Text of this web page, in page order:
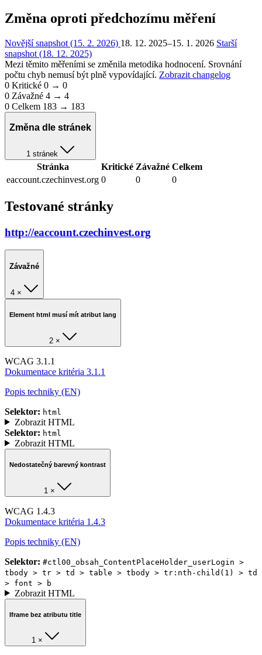
Změna oproti předchozímu měření
Novější snapshot (15. 2. 2026) 18. 12. 2025–15. 1. 2026 Starší
snapshot (18. 12. 2025)
Mezi těmito měřeními se změnila metodika hodnocení. Srovnání
počtu chyb nemusí být plně vypovídající. Zobrazit changelog
0 Kritické 0 → 0
0 Závažné 4 → 4
0 Celkem 183 → 183
Změna dle stránek
1 stránek
Stránka Kritické Závažné Celkem
eaccount.czechinvest.org 0 0 0
Testované stránky
http://eaccount.czechinvest.org
Závažné
4 ×
Element html musí mít atribut lang
2 ×
WCAG 3.1.1
Dokumentace kritéria 3.1.1
Popis techniky (EN)
Selektor: html
Zobrazit HTML
Selektor: html
Zobrazit HTML
Nedostatečný barevný kontrast
1 ×
WCAG 1.4.3
Dokumentace kritéria 1.4.3
Popis techniky (EN)
Selektor: #ctl00_obsah_ContentPlaceHolder_userLogin >
tbody > tr > td > table > tbody > tr:nth-child(1) > td
> font > b
Zobrazit HTML
Iframe bez atributu title
1 ×